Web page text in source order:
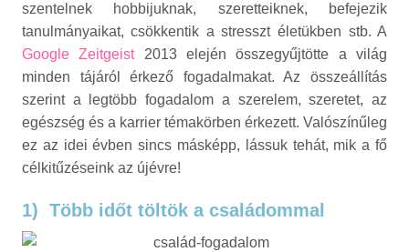
szentelnek hobbijuknak, szeretteiknek, befejezik
tanulmányaikat, csökkentik a stresszt életükben stb. A
Google Zeitgeist2013 elején összegyűjtötte a világ
minden tájáról érkező fogadalmakat. Az összeállítás
szerint a legtöbb fogadalom a szerelem, szeretet, az
egészség és a karrier témakörben érkezett. Valószínűleg
ez az idei évben sincs másképp, lássuk tehát, mik a fő
célkitűzéseink az újévre!
1) Több időt töltök a családommal